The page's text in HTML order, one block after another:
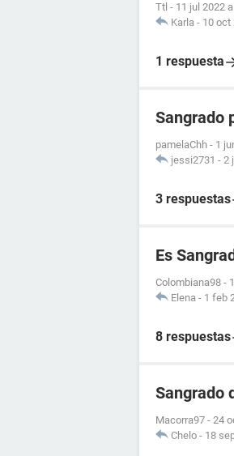
Ttl - 11 jul 2022
Karla - 10 oct
1 respuesta
Sangrado
pamelaChh - 1
jessi2731 - 2
3 respuestas
Es
Colombiana98 -
Elena - 1 feb
8 respuestas
Sangrado
Macorra97 - 24
Chelo - 18